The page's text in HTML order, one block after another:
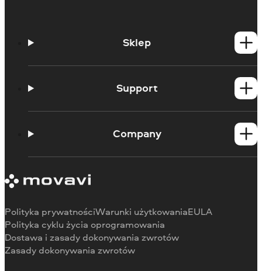
Sklep
Produkty dla Mac
Support
How-tos
Support Center
Company
Our authors
Why choose us
For partners
Polityka prywatnościWarunki użytkowaniaEULA
Polityka cyklu życia oprogramowania
Dostawa i zasady dokonywania zwrotów
Zasady dokonywania zwrotów